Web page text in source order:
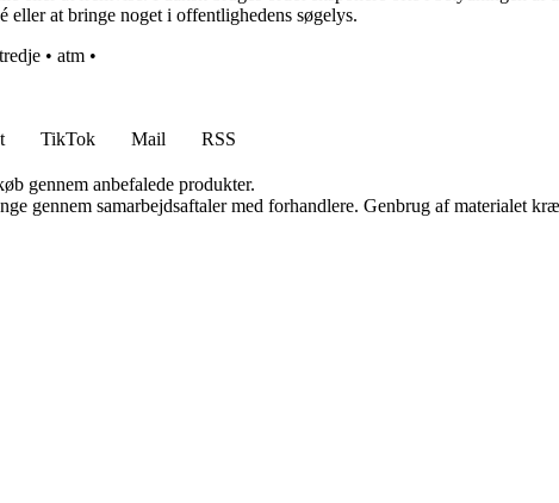
eller at bringe noget i offentlighedens søgelys.
tredje • atm •
TikTok Mail
RSS
gennem anbefalede produkter.
gennem samarbejdsaftaler med forhandlere. Genbrug af materialet